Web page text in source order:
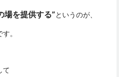
場を提供する”というのが、
。
て